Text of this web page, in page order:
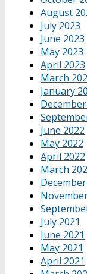
August
July 2023
June 2023
May 2023
April 2023
March
January
June 2022
May 2022
April 2022
March
July 2021
June 2021
May 2021
April 2021